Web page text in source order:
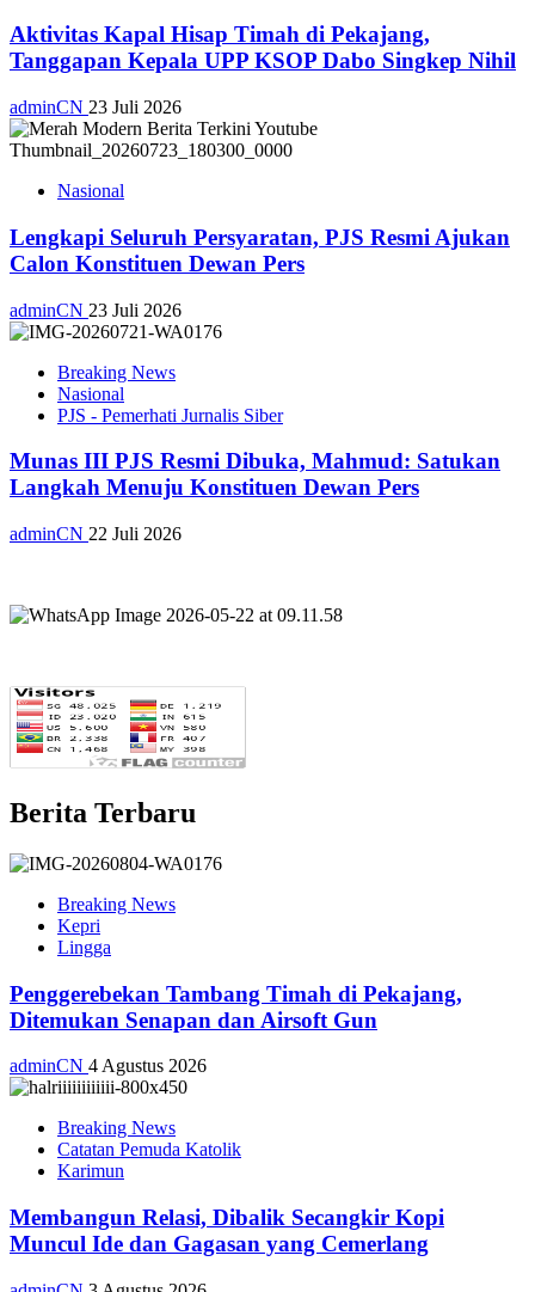
Aktivitas Kapal Hisap Timah di Pekajang,
Tanggapan Kepala UPP KSOP Dabo Singkep Nihil
adminCN 23 Juli 2026
Nasional
Lengkapi Seluruh Persyaratan, PJS Resmi Ajukan
Calon Konstituen Dewan Pers
adminCN 23 Juli 2026
Breaking News
Nasional
PJS - Pemerhati Jurnalis Siber
Munas III PJS Resmi Dibuka, Mahmud: Satukan
Langkah Menuju Konstituen Dewan Pers
adminCN 22 Juli 2026
Berita Terbaru
Breaking News
Kepri
Lingga
Penggerebekan Tambang Timah di Pekajang,
Ditemukan Senapan dan Airsoft Gun
adminCN 4 Agustus 2026
Breaking News
Catatan Pemuda Katolik
Karimun
Membangun Relasi, Dibalik Secangkir Kopi
Muncul Ide dan Gagasan yang Cemerlang